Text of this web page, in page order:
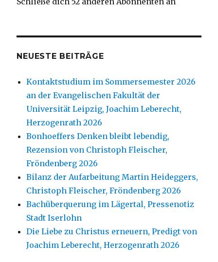
NEUESTE BEITRÄGE
Kontaktstudium im Sommersemester 2026
an der Evangelischen Fakultät der
Universität Leipzig, Joachim Leberecht,
Herzogenrath 2026
Bonhoeffers Denken bleibt lebendig,
Rezension von Christoph Fleischer,
Fröndenberg 2026
Bilanz der Aufarbeitung Martin Heideggers,
Christoph Fleischer, Fröndenberg 2026
Bachüberquerung im Lägertal, Pressenotiz
Stadt Iserlohn
Die Liebe zu Christus erneuern, Predigt von
Joachim Leberecht, Herzogenrath 2026